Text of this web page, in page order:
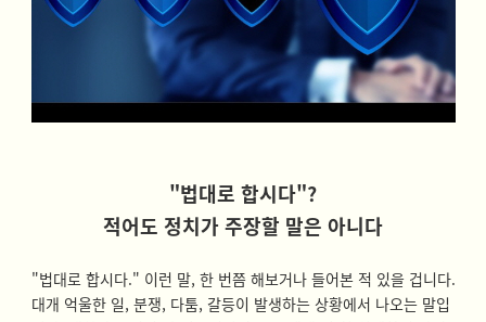
"법대로 합시다"?
적어도 정치가 주장할 말은 아니다
"법대로 합시다." 이런 말, 한 번쯤 해보거나 들어본 적 있을 겁니다.
대개 억울한 일, 분쟁, 다툼, 갈등이 발생하는 상황에서 나오는 말입